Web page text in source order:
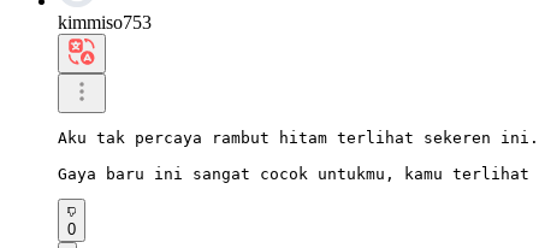
kimmiso753
Aku tak percaya rambut hitam terlihat sekeren ini.
Gaya baru ini sangat cocok untukmu, kamu
0